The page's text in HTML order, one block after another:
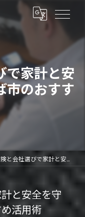
で家計と安
市のおすす
で家計と安全を守る茨城県つくば市のおすすめ活用術
と安全を守
活用術